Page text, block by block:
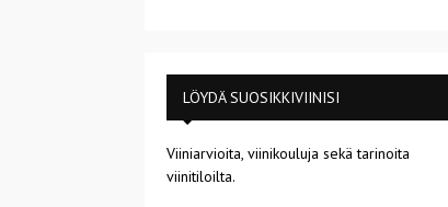
LÖYDÄ SUOSIKKIVIINISI
Viiniarvioita, viinikouluja sekä tarinoita
viinitiloilta.